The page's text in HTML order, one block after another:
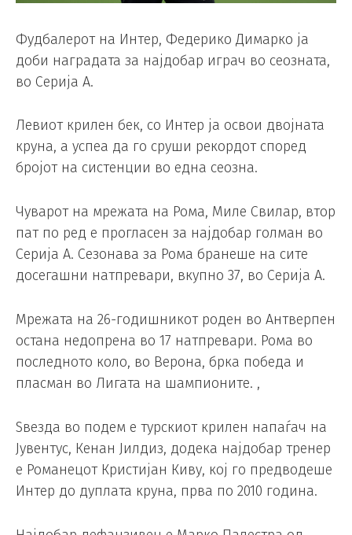
Фудбалерот на Интер, Федерико Димарко ја
доби наградата за најдобар играч во сеозната,
во Серија А.
Левиот крилен бек, со Интер ја освои двојната
круна, а успеа да го сруши рекордот според
бројот на систенции во една сеозна.
Чуварот на мрежата на Рома, Миле Свилар, втор
пат по ред е прогласен за најдобар голман во
Серија А. Сезонава за Рома бранеше на сите
досегашни натпревари, вкупно 37, во Серија А.
Мрежата на 26-годишникот роден во Антверпен
остана недопрена во 17 натпревари. Рома во
последното коло, во Верона, брка победа и
пласман во Лигата на шампионите. ,
Ѕвезда во подем е турскиот крилен напаѓач на
Јувентус, Кенан Јилдиз, додека најдобар тренер
е Романецот Кристијан Киву, кој го предводеше
Интер до дуплата круна, прва по 2010 година.